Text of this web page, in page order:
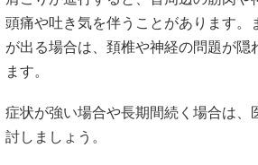
頭痛や吐き気を伴うことがあります。
が出る場合は、頚椎や神経の問題が隠
ます。
症状が強い場合や長期間続く場合は、
討しましょう。